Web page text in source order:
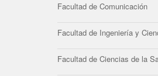
Facultad de Comunicación
Facultad de Ingeniería y
Facultad de Ciencias de la